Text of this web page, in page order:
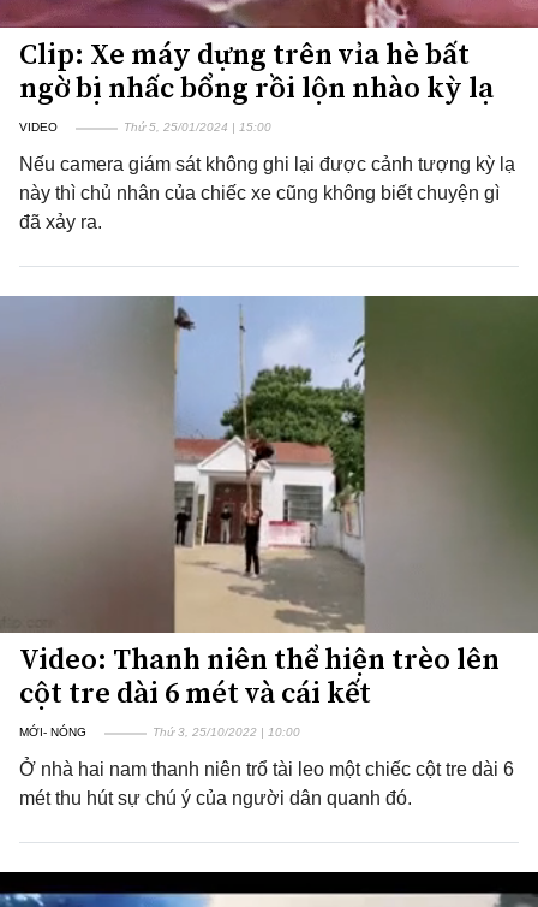
Clip: Xe máy dựng trên vỉa hè bất
ngờ bị nhấc bổng rồi lộn nhào kỳ lạ
VIDEO Thứ 5, 25/01/2024 | 15:00
Nếu camera giám sát không ghi lại được cảnh tượng kỳ lạ
này thì chủ nhân của chiếc xe cũng không biết chuyện gì
đã xảy ra.
Video: Thanh niên thể hiện trèo lên
cột tre dài 6 mét và cái kết
MỚI- NÓNG Thứ 3, 25/10/2022 | 10:00
Ở nhà hai nam thanh niên trổ tài leo một chiếc cột tre dài 6
mét thu hút sự chú ý của người dân quanh đó.